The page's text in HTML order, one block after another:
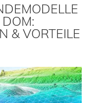
& VORTEILE